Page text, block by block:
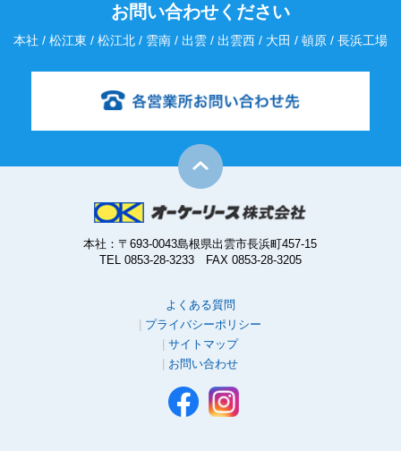
お問い合わせください
本社 / 松江東 / 松江北 / 雲南 / 出雲 / 出雲西 / 大田 / 頓原 / 長浜工場
本社：〒693-0043島根県出雲市長浜町457-15
TEL 0853-28-3233 FAX 0853-28-3205
よくある質問
プライバシーポリシー
サイトマップ
お問い合わせ